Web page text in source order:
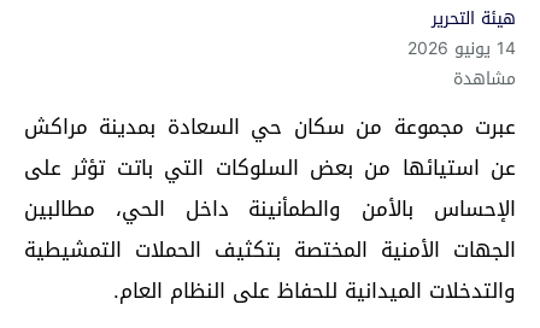
هيئة التحرير
14 يونيو 2026
مشاهدة
عبرت مجموعة من سكان حي السعادة بمدينة مراكش
عن استيائها من بعض السلوكات التي باتت تؤثر على
الإحساس بالأمن والطمأنينة داخل الحي، مطالبين
الجهات الأمنية المختصة بتكثيف الحملات التمشيطية
والتدخلات الميدانية للحفاظ على النظام العام.